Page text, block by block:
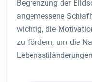
Begrenzung der
angemessene
wichtig, die
zu fördern, um die